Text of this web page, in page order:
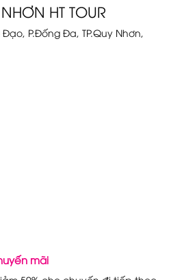
HT TOUR
Đạo, P.Đống Đa, TP.Quy Nhơn,
mãi